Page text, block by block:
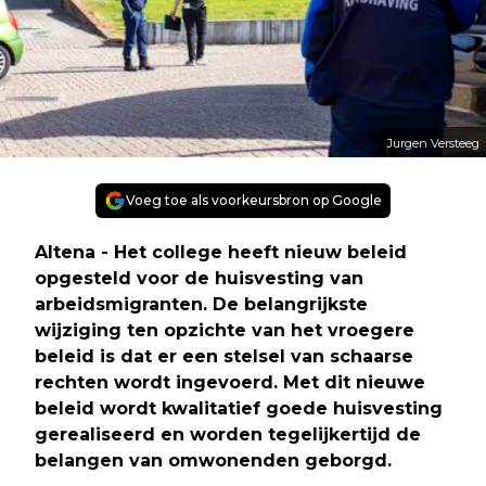
Jurgen Versteeg
Voeg toe als voorkeursbron op Google
Altena - Het college heeft nieuw beleid
opgesteld voor de huisvesting van
arbeidsmigranten. De belangrijkste
wijziging ten opzichte van het vroegere
beleid is dat er een stelsel van schaarse
rechten wordt ingevoerd. Met dit nieuwe
beleid wordt kwalitatief goede huisvesting
gerealiseerd en worden tegelijkertijd de
belangen van omwonenden geborgd.